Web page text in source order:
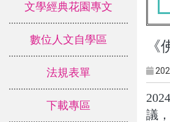
文學經典花園專文
數位人文自學區
法規表單
下載專區
議 ，